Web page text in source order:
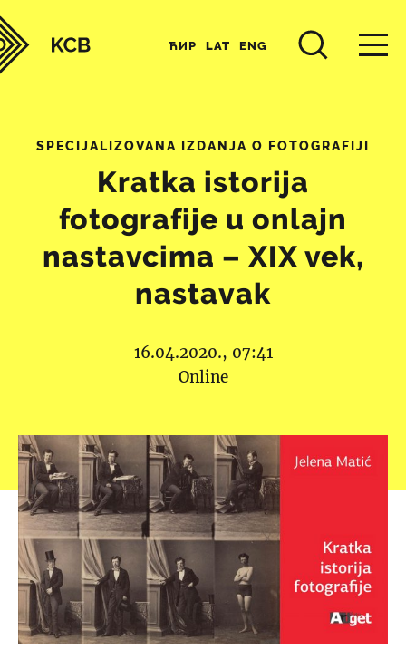
ЋИР LAT ENG
SPECIJALIZOVANA IZDANJA O FOTOGRAFIJI
Kratka istorija
fotografije u onlajn
nastavcima – XIX vek,
nastavak
16.04.2020., 07:41
Online